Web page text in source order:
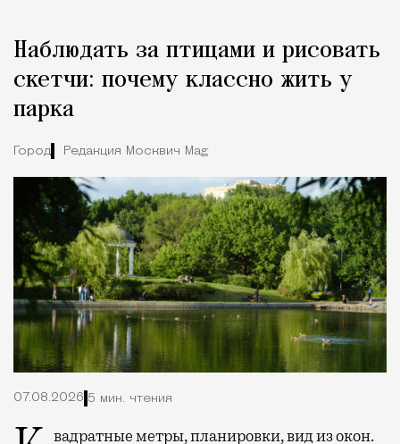
Наблюдать за птицами и рисовать
скетчи: почему классно жить у
парка
Город Редакция Москвич Mag
07.08.2026 5 мин. чтения